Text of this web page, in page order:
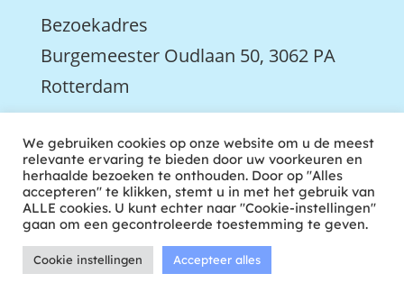
Bezoekadres
Burgemeester Oudlaan 50, 3062 PA
Rotterdam
 We zijn ook actief op LinkedIn
ontwikkeld door tweekoppig
We gebruiken cookies op onze website om u de meest
relevante ervaring te bieden door uw voorkeuren en
herhaalde bezoeken te onthouden. Door op "Alles
accepteren" te klikken, stemt u in met het gebruik van
ALLE cookies. U kunt echter naar "Cookie-instellingen"
gaan om een gecontroleerde toestemming te geven.
Cookie instellingen Accepteer alles